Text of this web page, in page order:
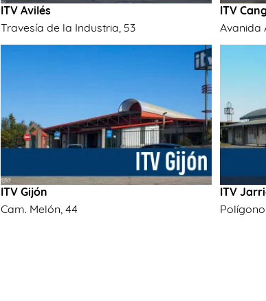
ITV Avilés
Travesía de la Industria, 53
ITV
Avanida
ITV Gijón
Cam. Melón, 44
ITV